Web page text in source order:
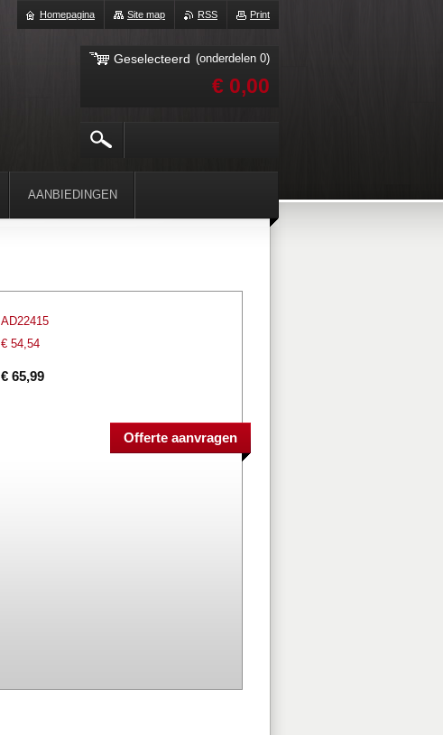
AD22415
€ 54,54
€ 65,99
AANBIEDINGEN
Print
RSS
Site map
Homepagina
Geselecteerd (onderdelen 0)
€ 0,00